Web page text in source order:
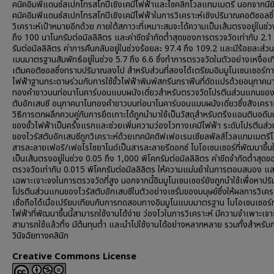
คนิคอิมพีแดนซ์สเปกโทรสโกปีเชิงเคมีไฟฟ้าและไซคลิกโวลแทมเมตรี นอกจากนี้
คนิคอิมพีแดนซ์สเปกโทรสโกปีเชิงเคมีไฟฟ้าในการวิเคราะห์เชิงปริมาณคอติซอล
วิเคราะห์เป้าหมายอีกด้วย ภายใต้สภาวะที่เหมาะสมจะได้ความเป็นเส้นตรงอยู่ในช่
ถึง 100 นาโนกรัมต่อมิลลิลิตร และค่าขีดจำกัดต่ำสุดของการตรวจวัดเท่ากับ
รัมต่อมิลลิลิตร ค่าการคืนกลับอยู่ในช่วงร้อยละ 97.4 ถึง 109.2 และมีร้อยละส่ว
เบนมาตรฐานสัมพัทธ์อยู่ในช่วง 5.7 ถึง 6.6 ซึ่งทำการตรวจวัดในตัวอย่างเหงื่อ
เติมคอติซอลซึ่งทราบปริมาณลงไป สำหรับส่วนที่สองได้เตรียมอิมมูโนเซนเซอร์ท
ไฟฟ้าฐานกระดาษร่วมกับการใช้ขั้วไฟฟ้าพิมพ์สกรีนกราฟีนที่ดัดแปรด้วยอนุภาคน
ทองคำขาวบนท่อนาโนคาร์บอนแบบผนังเดี่ยวสำหรับตรวจวัดโปรตีนส่วนแกนขอ
ตับอักเสบซี อนุภาคนาโนทองคำขาวบนท่อนาโนคาร์บอนแบบผนังเดี่ยวซึ่งสังเคร
วิธีการตกผลึกควบคู่กับการยึดเกาะได้ถูกนำมาใช้เป็นวัสดุสำหรับตรึงแอนติบอดี
ของขั้วไฟฟ้าเป็นครั้งแรกและช่วยเพิ่มความว่องไวทางเคมีไฟฟ้า ระดับโปรตีนส่
ของไวรัสตับอักเสบซีถูกวิเคราะห์ด้วยเทคนิคดิฟเฟอเรนเชียลพัลส์โวลแทมเมตรี
สารละลายเฟอริ/เฟอโรไซยาไนด์เป็นสารละลายรีดอกซ์ ไบโอเซนเซอร์ที่พัฒนาขึ้น
เป็นเส้นตรงอยู่ในช่วง 0.05 ถึง 1,000 พิโคกรัมต่อมิลลิลิตร ค่าขีดจำกัดต่ำสุดข
ตรวจวัดเท่ากับ 0.015 พิโคกรัมต่อมิลลิลิตร ให้ความแม่นยำในการตอบสนอง แ
เฉพาะเจาะจงในการตรวจวัดที่สูง นอกจากนี้อิมมูโนเซนเซอร์ยังถูกนำใช้เพื่อหาป
โปรตีนส่วนแกนของไวรัสตับอักเสบซีในตัวอย่างเซรั่มของมนุษย์ซึ่งให้ผลการวิเค
เชื่อถือได้เมื่อเปรียบเทียบกับการทดสอบทางอิมมูโนแบบมาตรฐาน ไบโอเซนเซอร์
ไฟฟ้าที่พัฒนาขึ้นนี้สามารถใช้งานได้ง่าย ว่องไวในการวิเคราะห์ มีความจำเพาะเจ
สามารถใช้แล้วทิ้ง มีต้นทุนต่ำ และนำไปใช้งานได้อย่างหลากหลาย รวมทั้งสำหรับ
วินิจฉัยทางคลินิก
Creative Commons License